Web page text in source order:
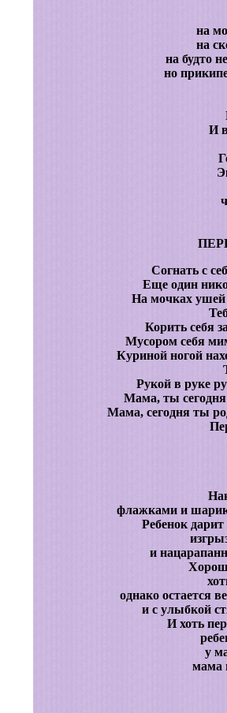
на
на
на будто
но
И
Согнать с
Еще один
На мочках ушей
Корить себя
Мусором себя
Куриной ногой
Рукой в руке
Мама, ты сегодня
Мама, сегодня ты
флажками и
Ребенок
и
однако остается
и с улыбкой
И хоть
у
мама